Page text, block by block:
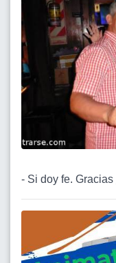
- Si doy fe. Gracias